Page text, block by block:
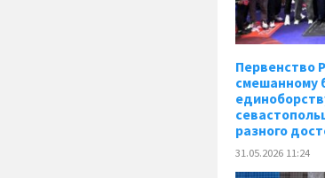
Первенство
смешанному
разного
31.05.2026 11:24